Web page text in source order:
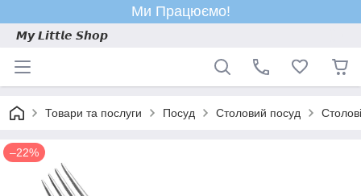
Ми Працюємо!
𝙈𝙮 𝙇𝙞𝙩𝙩𝙡𝙚 𝙎𝙝𝙤𝙥
Товари та послуги Посуд Столовий посуд
–22%